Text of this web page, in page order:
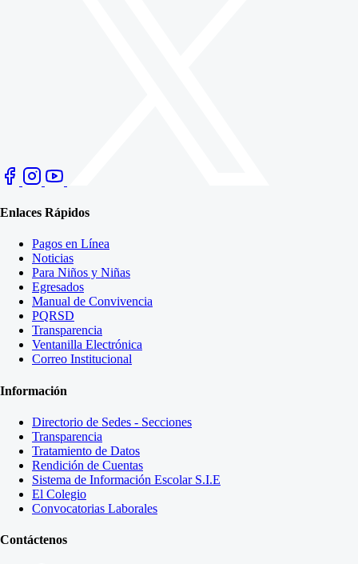
Enlaces Rápidos
Pagos en Línea
Noticias
Para Niños y Niñas
Egresados
Manual de Convivencia
PQRSD
Transparencia
Ventanilla Electrónica
Correo Institucional
Información
Directorio de Sedes - Secciones
Transparencia
Tratamiento de Datos
Rendición de Cuentas
Sistema de Información Escolar S.I.E
El Colegio
Convocatorias Laborales
Contáctenos